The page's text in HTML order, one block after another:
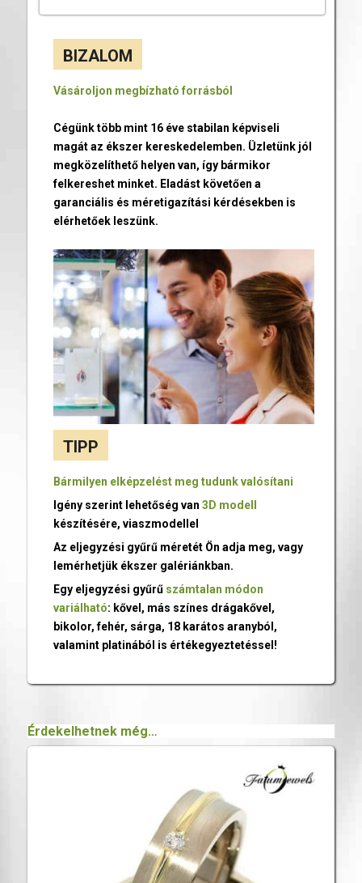
BIZALOM
Vásároljon megbízható forrásból
Cégünk több mint 16 éve stabilan képviseli
magát az ékszer kereskedelemben. Üzletünk jól
megközelíthető helyen van, így bármikor
felkereshet minket. Eladást követően a
garanciális és méretigazítási kérdésekben is
elérhetőek leszünk.
TIPP
Bármilyen elképzelést meg tudunk valósítani
Igény szerint lehetőség van 3D modell
készítésére, viaszmodellel
Az eljegyzési gyűrű méretét Ön adja meg, vagy
lemérhetjük ékszer galériánkban.
Egy eljegyzési gyűrű számtalan módon
variálható: kővel, más színes drágakővel,
bikolor, fehér, sárga, 18 karátos aranyból,
valamint platinából is értékegyeztetéssel!
Érdekelhetnek még…